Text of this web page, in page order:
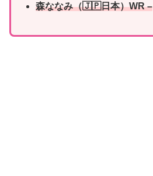
森ななみ（🇯🇵日本）WR –